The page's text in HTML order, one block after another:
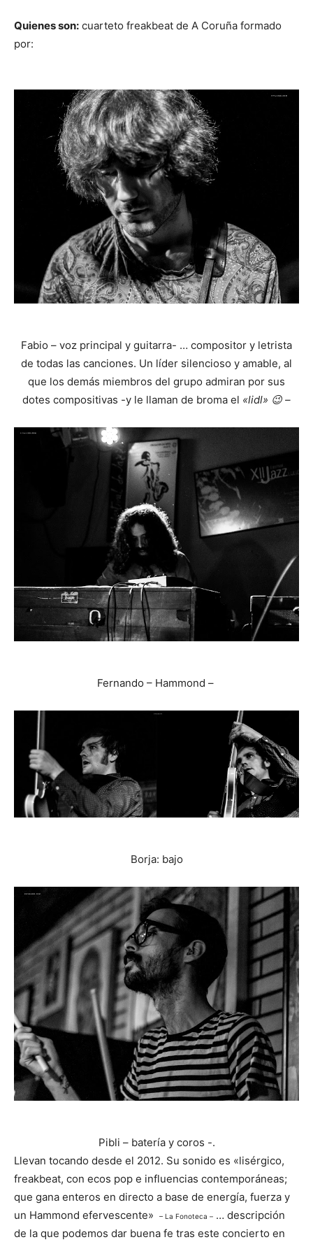
Quienes son: cuarteto freakbeat de A Coruña formado
por:
Fabio – voz principal y guitarra- … compositor y letrista
de todas las canciones. Un líder silencioso y amable, al
que los demás miembros del grupo admiran por sus
dotes compositivas -y le llaman de broma el «lidl» 😉 –
Fernando – Hammond –
Borja: bajo
Pibli – batería y coros -.
Llevan tocando desde el 2012. Su sonido es «lisérgico,
freakbeat, con ecos pop e influencias contemporáneas;
que gana enteros en directo a base de energía, fuerza y
un Hammond efervescente»
– La Fonoteca – … descripción
de la que podemos dar buena fe tras este concierto en